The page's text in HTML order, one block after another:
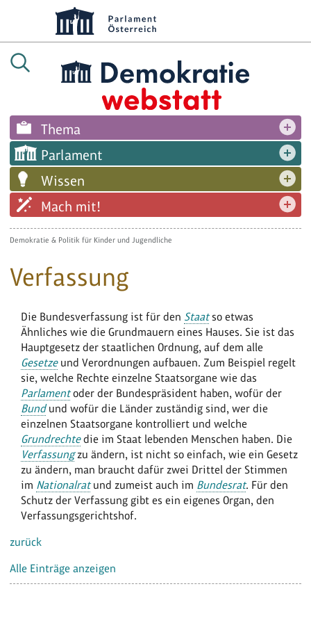
Thema
Parlament
Wissen
Mach mit!
Demokratie & Politik für Kinder und Jugendliche
Verfassung
Die Bundesverfassung ist für den Staatso etwas
Ähnliches wie die Grundmauern eines Hauses. Sie ist das
Hauptgesetz der staatlichen Ordnung, auf dem alle
Gesetzeund Verordnungen aufbauen. Zum Beispiel regelt
sie, welche Rechte einzelne Staatsorgane wie das
Parlamentoder der Bundespräsident haben, wofür der
Bundund wofür die Länder zuständig sind, wer die
einzelnen Staatsorgane kontrolliert und welche
Grundrechtedie im Staat lebenden Menschen haben. Die
Verfassungzu ändern, ist nicht so einfach, wie ein Gesetz
zu ändern, man braucht dafür zwei Drittel der Stimmen
im Nationalratund zumeist auch im Bundesrat. Für den
Schutz der Verfassung gibt es ein eigenes Organ, den
Verfassungsgerichtshof.
zurück
Alle Einträge anzeigen